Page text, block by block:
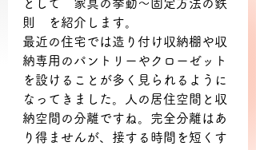
として　家具の挙動～固定方法の鉄
則　を紹介します。
最近の住宅では造り付け収納棚や収
納専用のパントリーやクローゼット
を設けることが多く見られるように
なってきました。人の居住空間と収
納空間の分離ですね。完全分離はあ
り得ませんが、接する時間を短くす